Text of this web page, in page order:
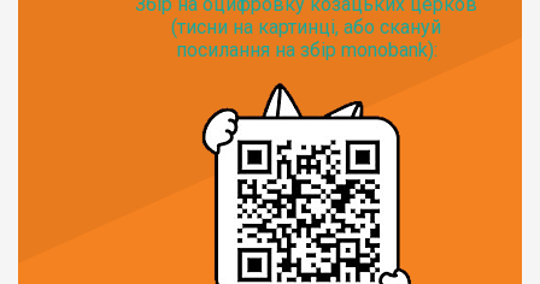
(тисни на картинці, або скануй
посилання на збір monobank):